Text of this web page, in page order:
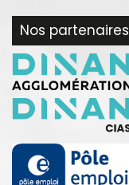
Nos partenaires